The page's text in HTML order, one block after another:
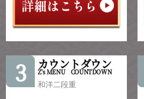
3 カウントダウン
Z's MENU COUNTDOWN
和洋二段重